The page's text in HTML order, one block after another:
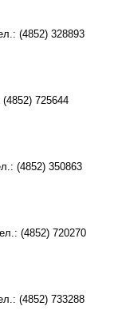
(4852) 328893
725644
(4852) 350863
(4852) 720270
(4852) 733288